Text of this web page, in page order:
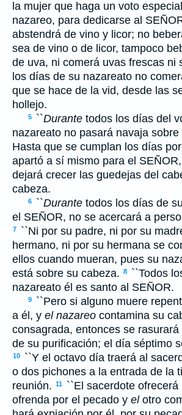
la mujer que haga un voto
nazareo, para dedicarse al S
abstendrá de vino y licor; no
sea de vino o de licor, tampoco
de uva, ni comerá uvas frescas ni
los días de su nazareato no
que se hace de la vid, desde las
hollejo.
5 ``Durante todos los días del
nazareato no pasará navaja sobre
Hasta que se cumplan los días
apartó a sí mismo para el SEÑOR
dejará crecer las guedejas del
cabeza.
6 ``Durante todos los días de
el SEÑOR, no se acercará a
7
``Ni por su padre, ni por su
hermano, ni por su hermana se
ellos cuando mueran, pues su
está sobre su cabeza. 8
``Todos
nazareato él es santo al SEÑOR.
9
``Pero si alguno muere
a él, y el nazareo contamina su
consagrada, entonces se
de su purificación; el día séptimo
10
``Y el octavo día traerá al
o dos pichones a la entrada de la
reunión. 11
``El sacerdote ofrecerá
ofrenda por el pecado y elotro